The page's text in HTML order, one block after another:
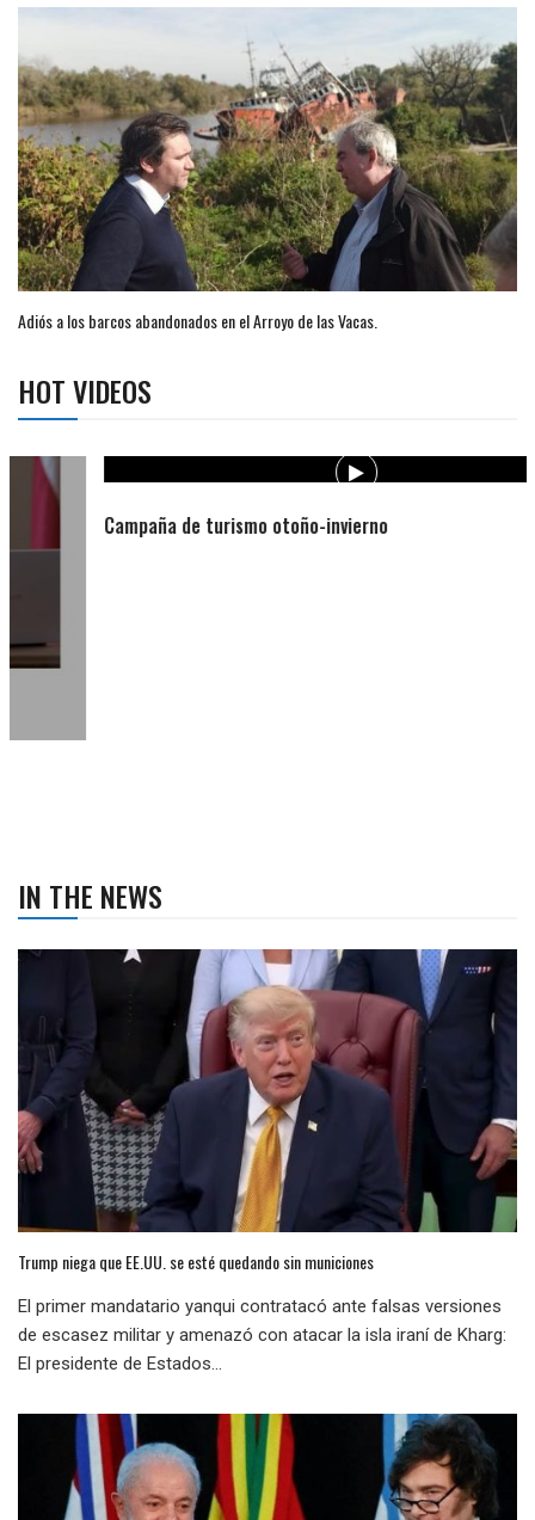
Adiós a los barcos abandonados en el Arroyo de las Vacas.
HOT VIDEOS
Campaña de turismo otoño-invierno
IN THE NEWS
Trump niega que EE.UU. se esté quedando sin municiones
El primer mandatario yanqui contratacó ante falsas versiones
de escasez militar y amenazó con atacar la isla iraní de Kharg:
El presidente de Estados...